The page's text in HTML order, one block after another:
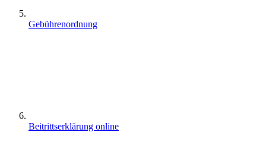
Gebührenordnung
Beitrittserklärung online